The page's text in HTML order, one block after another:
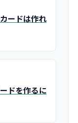
ードは作れ
ドを作るに